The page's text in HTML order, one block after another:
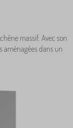
massif. Avec son
aménagées dans un